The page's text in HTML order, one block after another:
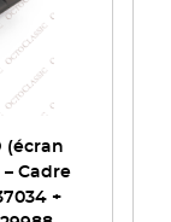
(écran
Cadre
+